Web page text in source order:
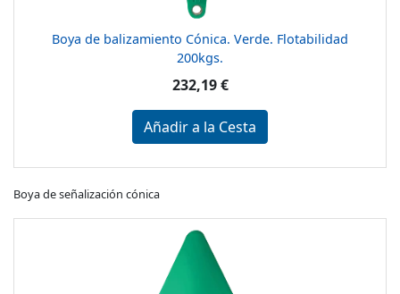
Boya de balizamiento Cónica. Verde. Flotabilidad
200kgs.
232,19 €
Añadir a la Cesta
Boya de señalización cónica